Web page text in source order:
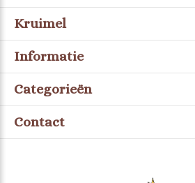
Kruimel
Informatie
Categorieën
Contact